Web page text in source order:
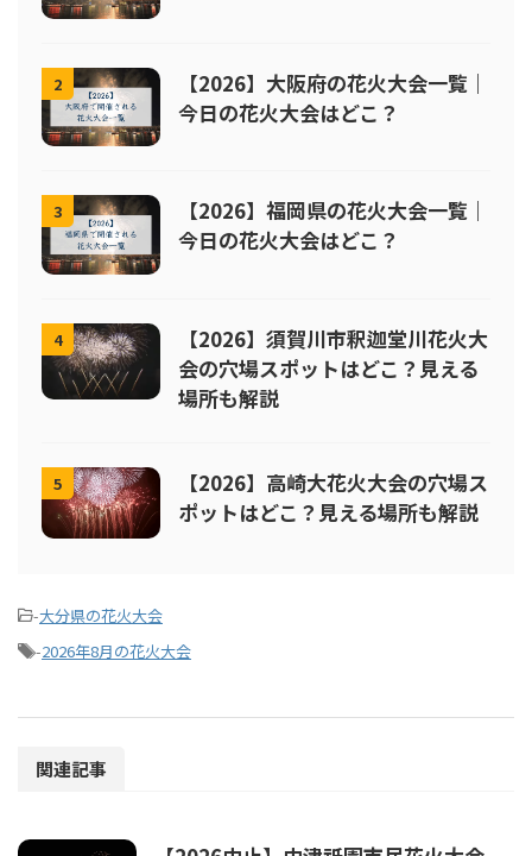
2
【2026】大阪府の花火大会一覧｜
今日の花火大会はどこ？
3
【2026】福岡県の花火大会一覧｜
今日の花火大会はどこ？
4
【2026】須賀川市釈迦堂川花火大
会の穴場スポットはどこ？見える
場所も解説
5
【2026】高崎大花火大会の穴場ス
ポットはどこ？見える場所も解説
-大分県の花火大会
-2026年8月の花火大会
関連記事